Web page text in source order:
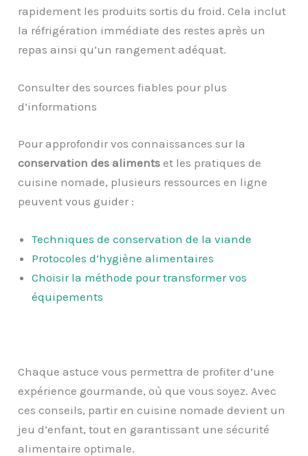
rapidement les produits sortis du froid. Cela inclut
la réfrigération immédiate des restes après un
repas ainsi qu’un rangement adéquat.
Consulter des sources fiables pour plus
d’informations
Pour approfondir vos connaissances sur la
conservation des aliments et les pratiques de
cuisine nomade, plusieurs ressources en ligne
peuvent vous guider :
Techniques de conservation de la viande
Protocoles d’hygiène alimentaires
Choisir la méthode pour transformer vos
équipements
Chaque astuce vous permettra de profiter d’une
expérience gourmande, où que vous soyez. Avec
ces conseils, partir en cuisine nomade devient un
jeu d’enfant, tout en garantissant une sécurité
alimentaire optimale.